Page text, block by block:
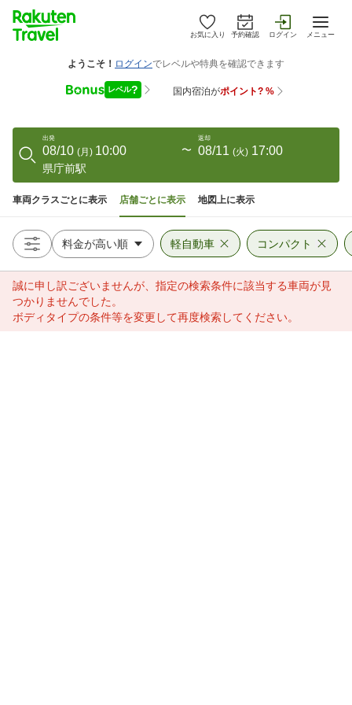
お気に入り 予約確認 ログイン メニュー
出発
08/10 (月) 10:00 〜
返却
08/11 (火) 17:00
県庁前駅
車両クラスごとに表示 店舗ごとに表示 地図上に表示
軽自動車 コンパクト
誠に申し訳ございませんが、指定の検索条件に該当する車両が見
つかりませんでした。
ボディタイプの条件等を変更して再度検索してください。